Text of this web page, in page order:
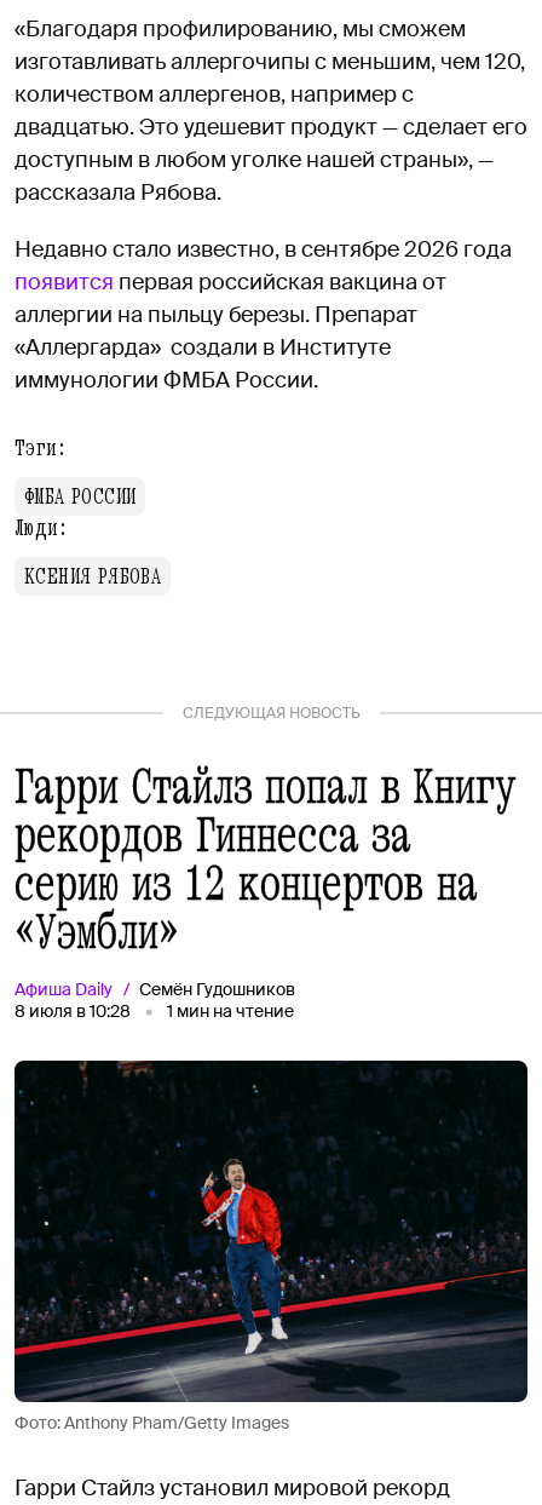
«Благодаря профилированию, мы сможем
изготавливать аллергочипы с меньшим, чем 120,
количеством аллергенов, например с
двадцатью. Это удешевит продукт — сделает его
доступным в любом уголке нашей страны», —
рассказала Рябова.
Недавно стало известно, в сентябре 2026 года
появится первая российская вакцина от
аллергии на пыльцу березы. Препарат
«Аллергарда» создали в Институте
иммунологии ФМБА России.
Тэги:
ФМБА РОССИИ
Люди:
КСЕНИЯ РЯБОВА
СЛЕДУЮЩАЯ НОВОСТЬ
Гарри Стайлз попал в Книгу
рекордов Гиннесса за
серию из 12 концертов на
«Уэмбли»
Афиша Daily
Семён Гудошников
8 июля в 10:28
1 мин на чтение
Фото: Anthony Pham/Getty Images
Гарри Стайлз установил мировой рекорд